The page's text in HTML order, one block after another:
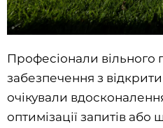
Професіонали вільного
забезпечення з
очікували
оптимізації запитів